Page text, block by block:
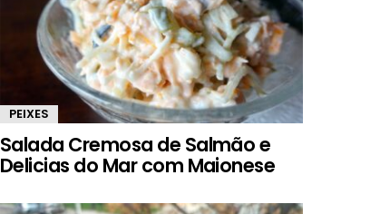
PEIXES
Salada Cremosa de Salmão e
Delicias do Mar com Maionese